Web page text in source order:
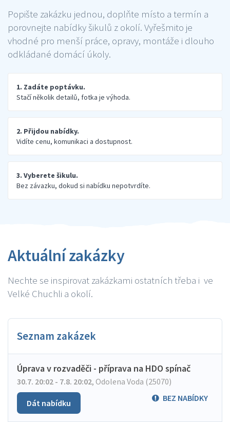
Popište zakázku jednou, doplňte místo a termín a
porovnejte nabídky šikulů z okolí. Vyřešmito je
vhodné pro menší práce, opravy, montáže i dlouho
odkládané domácí úkoly.
1. Zadáte poptávku.
Stačí několik detailů, fotka je výhoda.
2. Přijdou nabídky.
Vidíte cenu, komunikaci a dostupnost.
3. Vyberete šikulu.
Bez závazku, dokud si nabídku nepotvrdíte.
Aktuální zakázky
Nechte se inspirovat zakázkami ostatních třeba i ve
Velké Chuchli a okolí.
Seznam zakázek
Úprava v rozvaděči - příprava na HDO spínač
30.7. 20:02 - 7.8. 20:02, Odolena Voda (25070)
BEZ NABÍDKY
Dát nabídku